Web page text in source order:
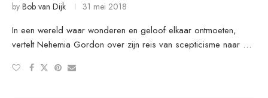
by Bob van Dijk 31 mei 2018
In een wereld waar wonderen en geloof elkaar ontmoeten,
vertelt Nehemia Gordon over zijn reis van scepticisme naar …